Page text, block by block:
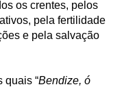
os crentes, pelos
pela fertilidade
e pela salvação
quais “Bendize, ó